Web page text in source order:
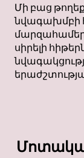
Մի բաց
նվագախմբի
սիրելի
Մոտակա